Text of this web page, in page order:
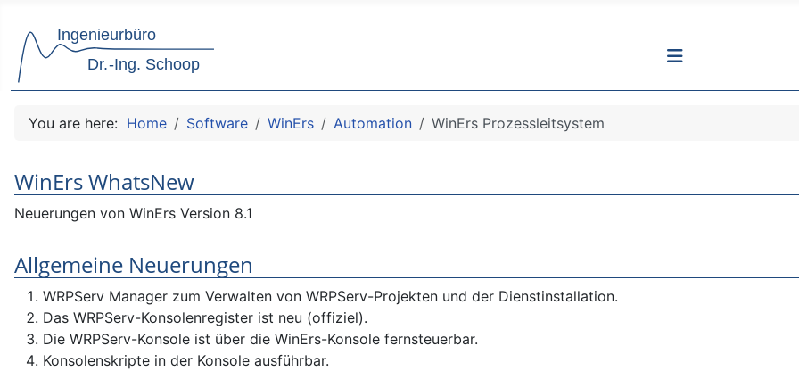
You are here: Home Software WinErs Automation WinErs Prozessleitsystem
WinErs WhatsNew
Neuerungen von WinErs Version 8.1
Allgemeine Neuerungen
WRPServ Manager zum Verwalten von WRPServ-Projekten und der Dienstinstallation.
Das WRPServ-Konsolenregister ist neu (offiziel).
Die WRPServ-Konsole ist über die WinErs-Konsole fernsteuerbar.
Konsolenskripte in der Konsole ausführbar.